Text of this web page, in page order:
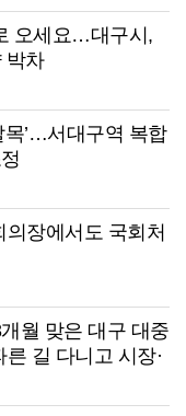
오세요…대구시,
박차
목’…서대구역 복합
의장에서도 국회처
월 맞은 대구 대중
른 길 다니고 시장·
동네 효자”